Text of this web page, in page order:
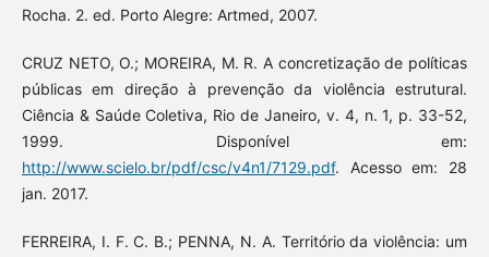
Rocha. 2. ed. Porto Alegre: Artmed, 2007.
CRUZ NETO, O.; MOREIRA, M. R. A concretização de políticas
públicas em direção à prevenção da violência estrutural.
Ciência & Saúde Coletiva, Rio de Janeiro, v. 4, n. 1, p. 33-52,
1999. Disponível em:
http://www.scielo.br/pdf/csc/v4n1/7129.pdf. Acesso em: 28
jan. 2017.
FERREIRA, I. F. C. B.; PENNA, N. A. Território da violência: um